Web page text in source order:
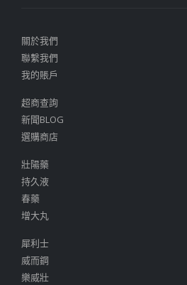
關於我們
聯繫我們
我的賬戶
超商查詢
新聞BLOG
選購商店
壯陽藥
持久液
春藥
增大丸
犀利士
威而鋼
樂威壯